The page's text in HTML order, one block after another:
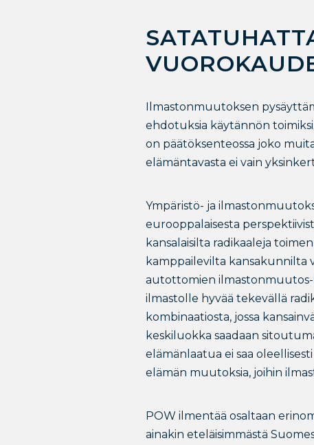
Ilmastonmuutoksen
ehdotuksia käytännön
on päätöksenteossa joko
elämäntavasta ei vain
Ympäristö- ja
eurooppalaisesta
kansalaisilta radikaaleja
kamppailevilta kansakunnilta
autottomien ilmastonmuutos-
ilmastolle hyvää tekevällä
kombinaatiosta, jossa
keskiluokka saadaan
elämänlaatua ei saa
elämän muutoksia, joihin
POW ilmentää osaltaan
ainakin eteläisimmästä